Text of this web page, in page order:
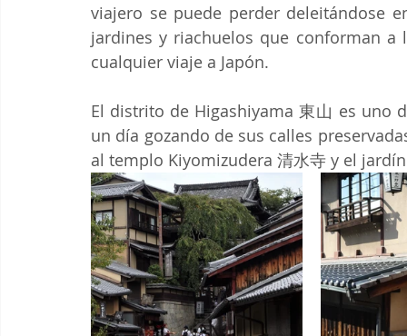
viajero se puede perder deleitándose
jardines y riachuelos que conforman
cualquier viaje a Japón.
El distrito de Higashiyama 東山 es uno
un día gozando de sus calles
al templo Kiyomizudera 清水寺 y el